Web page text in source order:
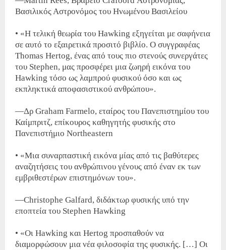
Βασιλικός Αστρονόμος του Ηνωμένου Βασιλείου
• «Η τελική θεωρία του Hawking εξηγείται με σαφήνεια
σε αυτό το εξαιρετικά προσιτό βιβλίο. Ο συγγραφέας
Thomas Hertog, ένας από τους πιο στενούς συνεργάτες
του Stephen, μας προσφέρει μια ζωηρή εικόνα του
Hawking τόσο ως λαμπρού φυσικού όσο και ως
εκπληκτικά αποφασιστικού ανθρώπου».
—Δρ Graham Farmelo, εταίρος του Πανεπιστημίου του
Καίμπριτζ, επίκουρος καθηγητής φυσικής στο
Πανεπιστήμιο Northeastern
• «Μια συναρπαστική εικόνα μίας από τις βαθύτερες
αναζητήσεις του ανθρώπινου γένους από έναν εκ των
εμβριθεστέρων επιστημόνων του».
—Christophe Galfard, διδάκτωρ φυσικής υπό την
εποπτεία του Stephen Hawking
• «Οι Hawking και Hertog προσπαθούν να
διαμορφώσουν μια νέα φιλοσοφία της φυσικής. […] Οι